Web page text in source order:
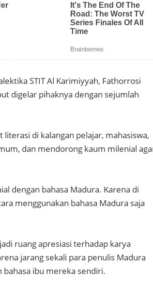
STIT Al Karimiyyah, Fathorrosi
digelar pihaknya dengan sejumlah
di kalangan pelajar, mahasiswa,
dan mendorong kaum milenial
dengan bahasa Madura. Karena di
menggunakan bahasa Madura saja
ruang apresiasi terhadap karya
jarang sekali para penulis Madura
ibu mereka sendiri.